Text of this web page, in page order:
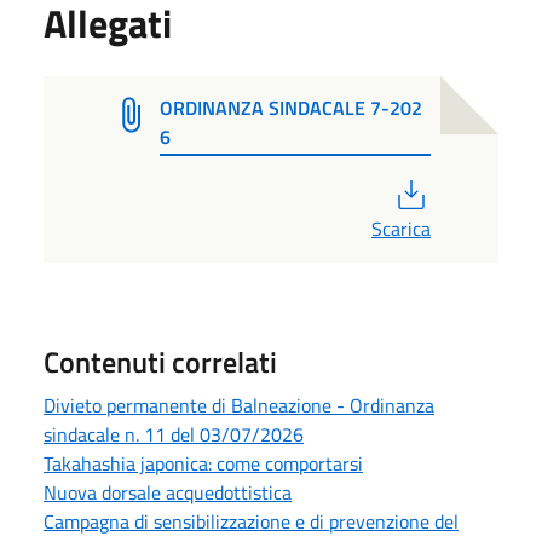
Allegati
ORDINANZA SINDACALE 7-202
6
Scarica
Contenuti correlati
Divieto permanente di Balneazione - Ordinanza
sindacale n. 11 del 03/07/2026
Takahashia japonica: come comportarsi
Nuova dorsale acquedottistica
Campagna di sensibilizzazione e di prevenzione del